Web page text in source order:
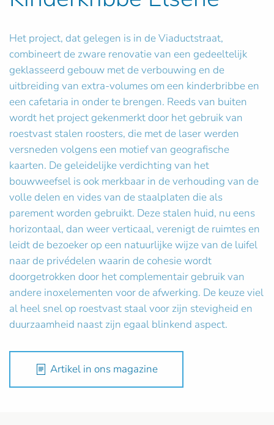
Het project, dat gelegen is in de Viaductstraat,
combineert de zware renovatie van een gedeeltelijk
geklasseerd gebouw met de verbouwing en de
uitbreiding van extra-volumes om een kinderbribbe en
een cafetaria in onder te brengen. Reeds van buiten
wordt het project gekenmerkt door het gebruik van
roestvast stalen roosters, die met de laser werden
versneden volgens een motief van geografische
kaarten. De geleidelijke verdichting van het
bouwweefsel is ook merkbaar in de verhouding van de
volle delen en vides van de staalplaten die als
parement worden gebruikt. Deze stalen huid, nu eens
horizontaal, dan weer verticaal, verenigt de ruimtes en
leidt de bezoeker op een natuurlijke wijze van de luifel
naar de privédelen waarin de cohesie wordt
doorgetrokken door het complementair gebruik van
andere inoxelementen voor de afwerking. De keuze viel
al heel snel op roestvast staal voor zijn stevigheid en
duurzaamheid naast zijn egaal blinkend aspect.
Artikel in ons magazine